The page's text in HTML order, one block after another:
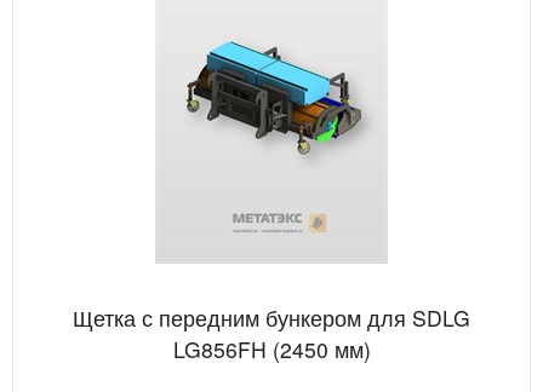
Щетка с передним бункером для SDLG
LG856FH (2450 мм)